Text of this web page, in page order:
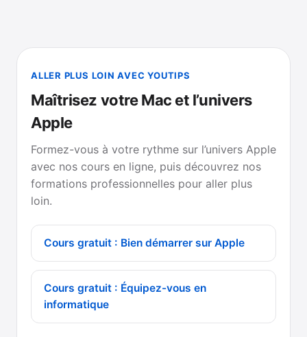
ALLER PLUS LOIN AVEC YOUTIPS
Maîtrisez votre Mac et l’univers
Apple
Formez-vous à votre rythme sur l’univers Apple
avec nos cours en ligne, puis découvrez nos
formations professionnelles pour aller plus
loin.
Cours gratuit : Bien démarrer sur Apple
Cours gratuit : Équipez-vous en
informatique